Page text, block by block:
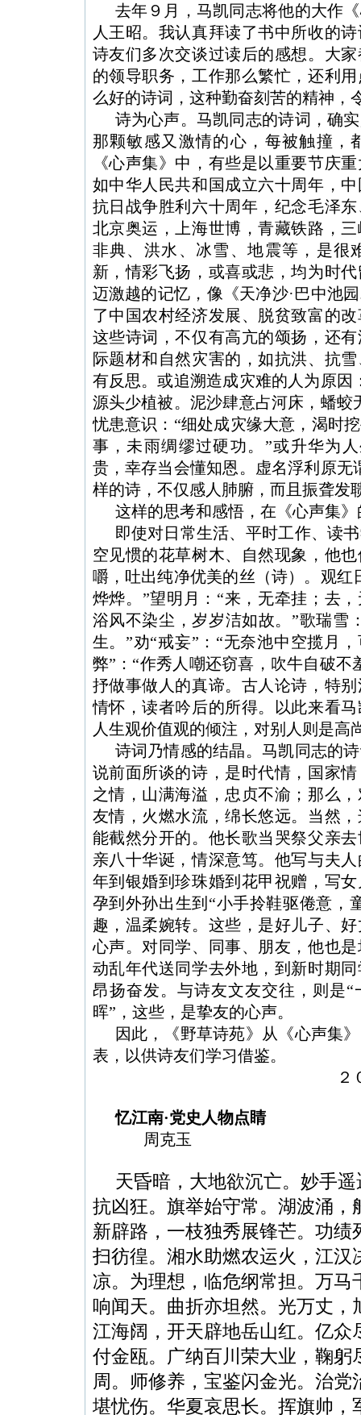
去年９月，马凯同志将他的大作
人王昭。我认真拜读了书中所收的
诗友们多次交谈过读后的感想。大
的领导职务，工作那么繁忙，还利
么好的诗词，这种勤奋刻苦的精神，
诗为心声。马凯同志的诗词，确
那颗敏感又激情的心，每被触撞，
《心声集》中，有些是以重要节庆
如中华人民共和国成立六十周年，
抗日战争胜利六十周年，纪念毛泽
北京奥运，上海世博，青藏铁路，
非典、洪水、冰雪、地震等，是很
新，情彩飞扬，或喜或悲，均为时
迈激越的记忆，像《天净沙·巴中池
了中国农村经济发展、脱贫致富的
这些诗词，不仅有高亢的颂扬，还
际题材和自然灾害的，如抗洪、抗
有反思。或追溯造成灾难的人为原因
源头少植被。泥沙肆意占河床，蟠蛟
忧患意识：“细处成灾缘大意，渴时
事，未雨绸缪过硬功。”或升华为
贵，幸存当会懂知恩。虚名浮利原无
样的诗，不仅感人肺腑，而且振聋发
这样的思考和感悟，在《心声集
即使对日常生活、平时工作、读
空见惯的花草树木、自然现象，他
嚼，吐出纯净优美的丝（诗）。观红
烨烨。”望明月：“来，无牵挂；去
浴风不染尘，岁岁洁如故。”歌瑞雪
生。”劝“戒妄”：“无奈池中空揽月
弊”：“作秀人嘲还窃喜，吹牛自破不
抒做事做人的真谛。古人论诗，特
情怀，读者吟后的所得。以此来看
人生观价值观的倾注，对别人则是高
诗词乃情感的结晶。马凯同志的
说前面所谈的诗，是时代情，国家
之情，山满海溢，忠贞不渝；那么
友情，火燃水流，绵长悠远。当然
能截然分开的。他长歌当哭祭父亲
亲八十华诞，情深意笃。他写与夫
年到银婚到珍珠婚到花甲祝赠，写
孕到外孙出生到“小手拎鞋驱倦意，
趣，温柔婉转。这些，是好儿子、
心声。对同学、同事、朋友，他也
动乱年代送同学去外地，到新时期
昂扬奋发。与诗友文友交往，则是“
晖”，这些，是挚友的心声。
因此，《野草诗苑》从《心声集
表，以供诗友们学习借鉴。
２
忆江南·党史人物点睛
周克玉
天昏暗，大地欲沉亡。妙手
抗凶狂。旗举始守常。湖波涌，
新辟路，一枝独秀展锋芒。功绩
扫彷徨。湘水助燃农运火，江汉
凉。为理想，临危纲常担。万马
响闻天。曲折亦坦然。光万丈，
江海阔，开天辟地岳山红。亿众
付金瓯。广纳百川荣大业，鞠躬
周。师修养，宝鉴闪金光。治党
堪忧伤。华夏哀思长。挥旗帅，